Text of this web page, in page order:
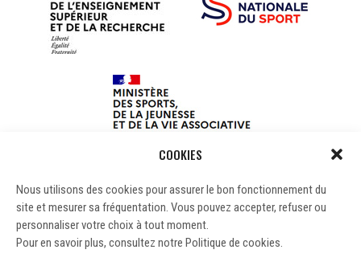
COOKIES
Nous utilisons des cookies pour assurer le bon fonctionnement du
site et mesurer sa fréquentation. Vous pouvez accepter, refuser ou
personnaliser votre choix à tout moment.
Pour en savoir plus, consultez notre Politique de cookies.